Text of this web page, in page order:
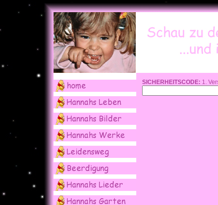
SICHERHEITSCODE: 1.